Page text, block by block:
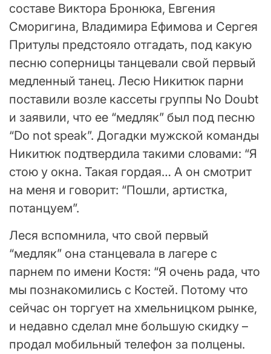
составе Виктора Бронюка, Евгения
Сморигина, Владимира Ефимова и Сергея
Притулы предстояло отгадать, под какую
песню соперницы танцевали свой первый
медленный танец. Лесю Никитюк парни
поставили возле кассеты группы No Doubt
и заявили, что ее “медляк” был под песню
“Do not speak”. Догадки мужской команды
Никитюк подтвердила такими словами: “Я
стою у окна. Такая гордая… А он смотрит
на меня и говорит: “Пошли, артистка,
потанцуем”.
Леся вспомнила, что свой первый
“медляк” она станцевала в лагере с
парнем по имени Костя: “Я очень рада, что
мы познакомились с Костей. Потому что
сейчас он торгует на хмельницком рынке,
и недавно сделал мне большую скидку –
продал мобильный телефон за полцены.